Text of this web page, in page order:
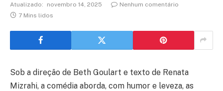
Atualizado:
novembro 14, 2025
Nenhum comentário
7 Mins lidos
Sob a direção de Beth Goulart e texto de Renata
Mizrahi, a comédia aborda, com humor e leveza, as